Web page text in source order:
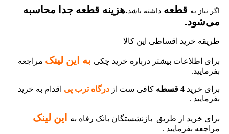
اگر نیاز به قطعه داشته باشد.هزینه قطعه جدا محاسبه
می‌شود.
طریقه خرید اقساطی این کالا
برای اطلاعات بیشتر درباره خرید چکی به این لینک مراجعه
بفرمایید.
برای خرید کافی ست از درگاه ترب پی اقدام به خرید
بفرمایید .
برای خرید از طریق بازنشستگان بانک رفاه به این لینک
مراجعه بفرمایید .